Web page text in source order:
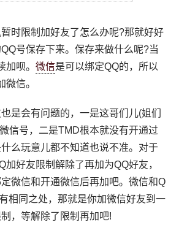
时限制加好友了怎么办呢?那就好好
号保存下来。保存来做什么呢?当
加呗。微信是可以绑定QQ的，所以
微信。
是会有问题的，一是这哥们儿(姐们
信号，二是TMD根本就没有开通过
么玩意儿都不知道也说不准。对于
加好友限制解除了再加为QQ好友，
微信和开通微信后再加吧。微信和Q
相同之处，那就是你加微信好友到一
，等解除了限制再加吧!